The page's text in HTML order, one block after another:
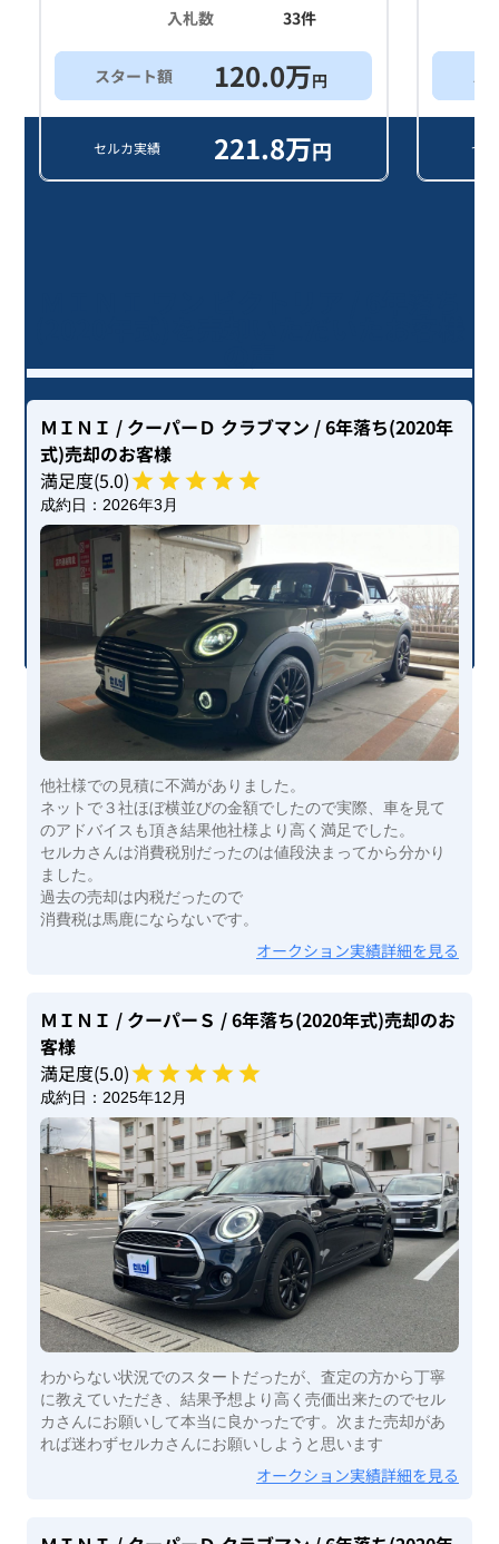
入札数
33件
スタート額 120.0万円
セルカ実績 221.8万円 セ
ＭＩＮＩ / クーパーＤ クラブマン / 6年落ち(2020年
式)売却のお客様
満足度(5.0)
成約日： 2026年3月
他社様での見積に不満がありました。
ネットで３社ほぼ横並びの金額でしたので実際、車を見て
のアドバイスも頂き結果他社様より高く満足でした。
セルカさんは消費税別だったのは値段決まってから分かり
ました。
過去の売却は内税だったので
消費税は馬鹿にならないです。
オークション実績詳細を見る
ＭＩＮＩ / クーパーＳ / 6年落ち(2020年式)売却のお
客様
満足度(5.0)
成約日： 2025年12月
わからない状況でのスタートだったが、査定の方から丁寧
に教えていただき、結果予想より高く売価出来たのでセル
カさんにお願いして本当に良かったです。次また売却があ
れば迷わずセルカさんにお願いしようと思います
オークション実績詳細を見る